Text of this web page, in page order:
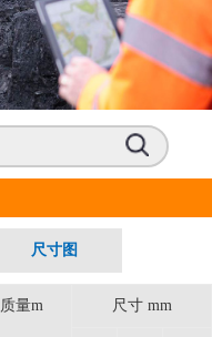
尺寸图
质量m 尺寸 mm